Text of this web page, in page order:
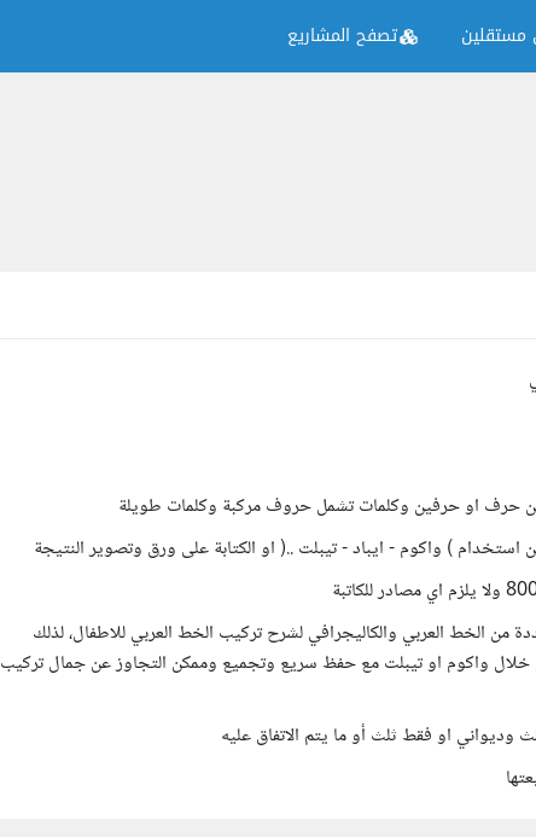
مستقلين تصفح المشاريع
) واكوم - ايباد - تيبلت ..( او الكتابة على ورق وتصوير النتيجة
الخط العربي والكاليجرافي لشرح تركيب الخط العربي للاطفال، لذلك
واكوم او تيبلت مع حفظ سريع وتجميع وممكن التجاوز عن جمال تركيب
او فقط ثلث أو ما يتم الاتفاق عليه